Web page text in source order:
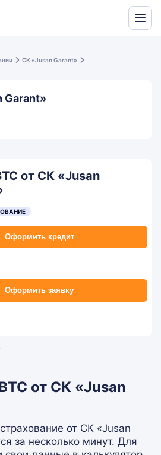
СК «Jusan Garant»
Garant»
от СК «Jusan
Оформить кредит
Оформить заявку
от СК «Jusan
от СК «Jusan
за несколько минут. Для